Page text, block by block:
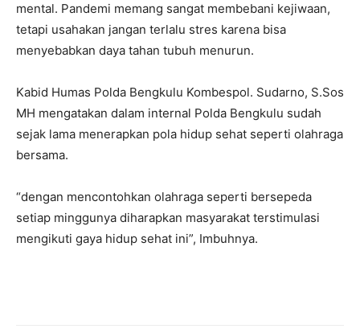
mental. Pandemi memang sangat membebani kejiwaan,
tetapi usahakan jangan terlalu stres karena bisa
menyebabkan daya tahan tubuh menurun.
Kabid Humas Polda Bengkulu Kombespol. Sudarno, S.Sos
MH mengatakan dalam internal Polda Bengkulu sudah
sejak lama menerapkan pola hidup sehat seperti olahraga
bersama.
“dengan mencontohkan olahraga seperti bersepeda
setiap minggunya diharapkan masyarakat terstimulasi
mengikuti gaya hidup sehat ini”, Imbuhnya.